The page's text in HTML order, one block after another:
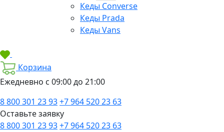
Кеды Converse
Кеды Prada
Кеды Vans
Корзина
Ежедневно с 09:00 до 21:00
8 800 301 23 93+7 964 520 23 63
Оставьте заявку
8 800 301 23 93+7 964 520 23 63